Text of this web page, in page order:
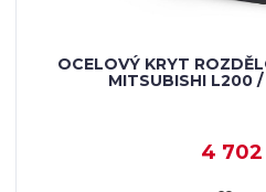
OCELOVÝ KRYT
MITSUBISHI L200
4 702